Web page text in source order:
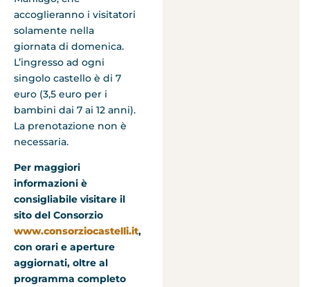
accoglieranno i visitatori
solamente nella
giornata di domenica.
L’ingresso ad ogni
singolo castello è di 7
euro (3,5 euro per i
bambini dai 7 ai 12 anni).
La prenotazione non è
necessaria.
Per maggiori
informazioni è
consigliabile visitare il
sito del Consorzio
www.consorziocastelli.it,
con orari e aperture
aggiornati, oltre al
programma completo